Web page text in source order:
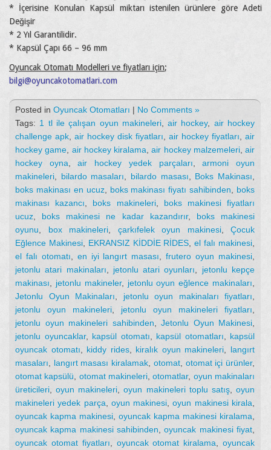
* İçerisine Konulan Kapsül miktarı istenilen ürünlere göre Adeti
Değişir
* 2 Yıl Garantilidir.
* Kapsül Çapı 66 – 96 mm
Oyuncak Otomatı Modelleri ve fiyatları için;
bilgi@oyuncakotomatlari.com
Posted in Oyuncak Otomatları | No Comments »
Tags: 1 tl ile çalışan oyun makineleri,air hockey, air hockey
challenge apk air hockey disk fiyatları air hockey fiyatları
air
hockey game air hockey kiralama ,air hockey malzemeleri, air
hockey oyna ,air hockey yedek parçaları ,armoni oyun
makineleri
bilardo masaları bilardo masası Boks Makinası
boks makinası en ucuz, boks makinası fiyatı sahibinden
boks
makinası kazancı
boks makineleri, boks makinesi fiyatları
ucuz
boks makinesi ne kadar kazandırır, boks makinesi
oyunu
box makineleri çarkıfelek oyun makinesi, Çocuk
Eğlence Makinesi, EKRANSIZ KİDDİE RİDES ,el falı makinesi
el falı otomatı
en iyi langırt masası ,frutero oyun makinesi
jetonlu atari makinaları
jetonlu atari oyunları
jetonlu kepçe
makinası
jetonlu makineler, jetonlu oyun eğlence makinaları
Jetonlu Oyun Makinaları
jetonlu oyun makinaları fiyatları
jetonlu oyun makineleri
jetonlu oyun makineleri fiyatları
jetonlu oyun makineleri sahibinden
Jetonlu Oyun Makinesi
jetonlu oyuncaklar, kapsül otomatı kapsül otomatları
kapsül
oyuncak otomatı
kiddy rides, kiralık oyun makineleri
langırt
masaları
langırt masası kiralamak otomat, otomat içi ürünler,
otomat kapsülü
otomat makineleri ,otomatlar, oyun makinaları
üreticileri ,oyun makineleri ,oyun makineleri toplu satış,oyun
makineleri yedek parça
oyun makinesi ,oyun makinesi kirala
oyuncak kapma makinesi oyuncak kapma makinesi kiralama
oyuncak kapma makinesi sahibinden ,oyuncak makinesi fiyat
oyuncak otomat fiyatları
oyuncak otomat kiralama ,oyuncak